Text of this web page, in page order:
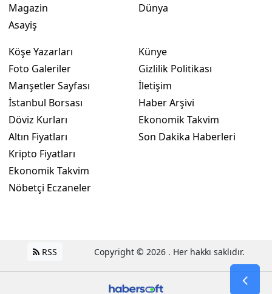
Magazin
Asayiş
Dünya
Köşe Yazarları
Foto Galeriler
Manşetler Sayfası
İstanbul Borsası
Döviz Kurları
Altın Fiyatları
Kripto Fiyatları
Ekonomik Takvim
Nöbetçi Eczaneler
Künye
Gizlilik Politikası
İletişim
Haber Arşivi
Ekonomik Takvim
Son Dakika Haberleri
RSS Copyright © 2026 . Her hakkı saklıdır.